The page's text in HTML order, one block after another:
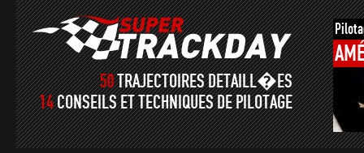
50TRAJECTOIRES DETAILL�ES
14CONSEILS ET TECHNIQUES DE PILOTAGE